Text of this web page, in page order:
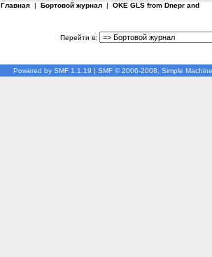
Главная | Бортовой журнал | OKE GLS from Dnepr and
Перейти в:
Powered by SMF 1.1.19 | SMF © 2006-2008, Simple